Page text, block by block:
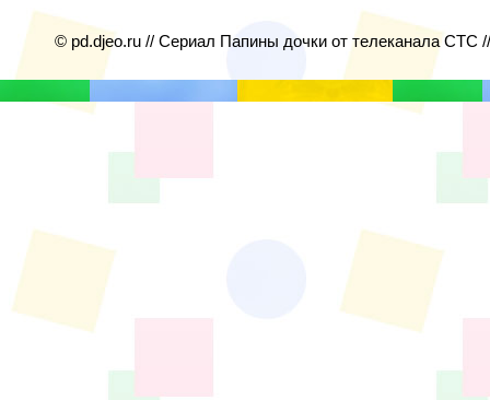
© pd.djeo.ru // Сериал Папины дочки от телеканала СТС